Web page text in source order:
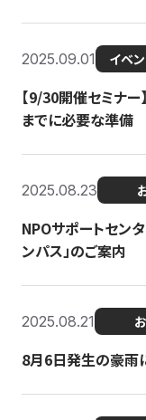
2025.09.01 イベ
【9/30開催セミナー
までに必要な準備
2025.08.23
NPOサポートセン
ンパス」のご案内
2025.08.21
8月6日発生の豪雨